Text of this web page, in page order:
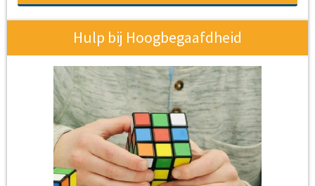
Hulp bij Hoogbegaafdheid